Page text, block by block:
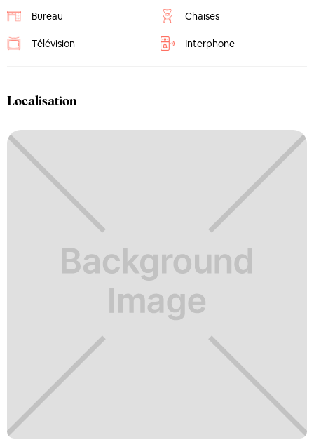
Bureau Chaises
Télévision Interphone
Localisation